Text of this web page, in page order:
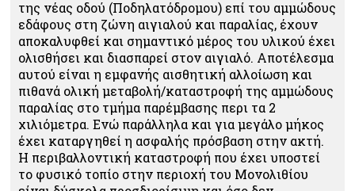
της νέας οδού (Ποδηλατόδρομου) επί του αμμώδους
εδάφους στη ζώνη αιγιαλού και παραλίας, έχουν
αποκαλυφθεί και σημαντικό μέρος του υλικού έχει
ολισθήσει και διασπαρεί στον αιγιαλό. Αποτέλεσμα
αυτού είναι η εμφανής αισθητική αλλοίωση και
πιθανά ολική μεταβολή/καταστροφή της αμμώδους
παραλίας στο τμήμα παρέμβασης περι τα 2
χιλιόμετρα. Ενώ παράλληλα και για μεγάλο μήκος
έχει καταργηθεί η ασφαλής πρόσβαση στην ακτή.
Η περιβαλλοντική καταστροφή που έχει υποστεί
το φυσικό τοπίο στην περιοχή του Μονολιθίου